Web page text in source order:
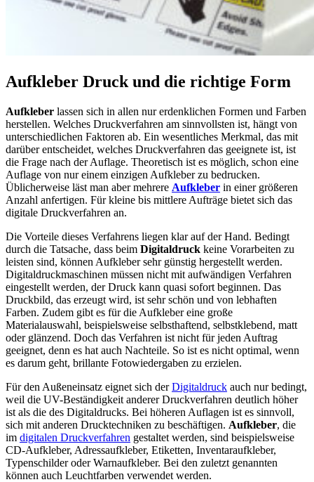
Aufkleber Druck und die richtige Form
Aufkleber lassen sich in allen nur erdenklichen Formen und Farben
herstellen. Welches Druckverfahren am sinnvollsten ist, hängt von
unterschiedlichen Faktoren ab. Ein wesentliches Merkmal, das mit
darüber entscheidet, welches Druckverfahren das geeignete ist, ist
die Frage nach der Auflage. Theoretisch ist es möglich, schon eine
Auflage von nur einem einzigen Aufkleber zu bedrucken.
Üblicherweise läst man aber mehrere Aufkleber in einer größeren
Anzahl anfertigen. Für kleine bis mittlere Aufträge bietet sich das
digitale Druckverfahren an.
Die Vorteile dieses Verfahrens liegen klar auf der Hand. Bedingt
durch die Tatsache, dass beim Digitaldruck keine Vorarbeiten zu
leisten sind, können Aufkleber sehr günstig hergestellt werden.
Digitaldruckmaschinen müssen nicht mit aufwändigen Verfahren
eingestellt werden, der Druck kann quasi sofort beginnen. Das
Druckbild, das erzeugt wird, ist sehr schön und von lebhaften
Farben. Zudem gibt es für die Aufkleber eine große
Materialauswahl, beispielsweise selbsthaftend, selbstklebend, matt
oder glänzend. Doch das Verfahren ist nicht für jeden Auftrag
geeignet, denn es hat auch Nachteile. So ist es nicht optimal, wenn
es darum geht, brillante Fotowiedergaben zu erzielen.
Für den Außeneinsatz eignet sich derDigitaldruck auch nur bedingt,
weil die UV-Beständigkeit anderer Druckverfahren deutlich höher
ist als die des Digitaldrucks. Bei höheren Auflagen ist es sinnvoll,
sich mit anderen Drucktechniken zu beschäftigen. Aufkleber, die
im digitalen Druckverfahren gestaltet werden, sind beispielsweise
CD-Aufkleber, Adressaufkleber, Etiketten, Inventaraufkleber,
Typenschilder oder Warnaufkleber. Bei den zuletzt genannten
können auch Leuchtfarben verwendet werden.